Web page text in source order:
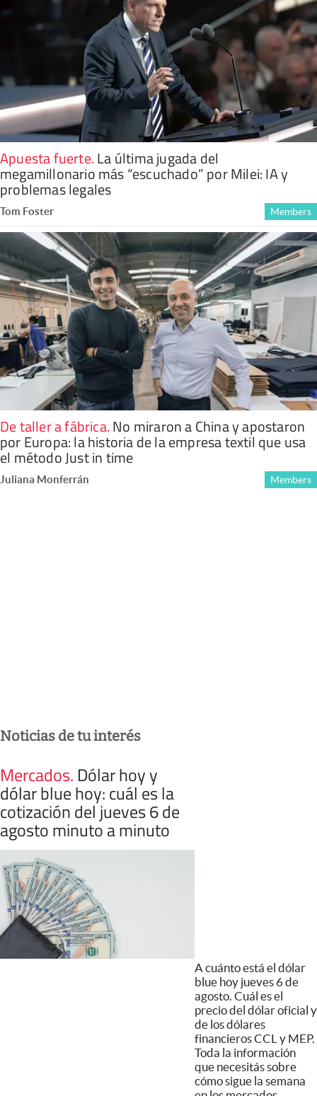
Apuesta fuerte.La última jugada del
megamillonario más “escuchado” por Milei: IA y
problemas legales
Tom Foster Members
De taller a fábrica.No miraron a China y apostaron
por Europa: la historia de la empresa textil que usa
el método Just in time
Juliana Monferrán Members
Noticias de tu interés
Mercados. Dólar hoy y
dólar blue hoy: cuál es la
cotización del jueves 6 de
agosto minuto a minuto
A cuánto está el dólar
blue hoy jueves 6 de
agosto. Cuál es el
precio del dólar oficial y
de los dólares
financieros CCL y MEP.
Toda la información
que necesitás sobre
cómo sigue la semana